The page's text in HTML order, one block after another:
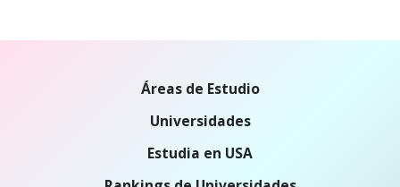
Áreas de Estudio
Universidades
Estudia en USA